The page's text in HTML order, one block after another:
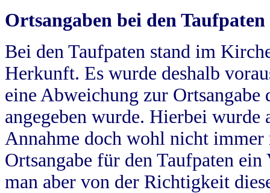
Ortsangaben bei den Taufpaten
Bei den Taufpaten stand im
Herkunft. Es wurde deshalb
eine Abweichung zur
angegeben wurde. Hierbei wurde
Annahme doch wohl nicht
Ortsangabe für den Taufpaten
man aber von der Richtigkeit